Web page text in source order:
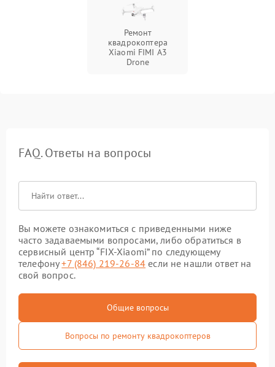
Ремонт
квадрокоптера
Xiaomi FIMI A3
Drone
FAQ. Ответы на вопросы
Вы можете ознакомиться с приведенными ниже
часто задаваемыми вопросами, либо обратиться в
сервисный центр “FIX-Xiaomi” по следующему
телефону+7 (846) 219-26-84 если не нашли ответ на
свой вопрос.
Общие вопросы
Вопросы по ремонту квадрокоптеров